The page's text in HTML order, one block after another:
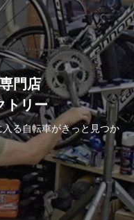
門店
トリー
る自転車がきっと見つか